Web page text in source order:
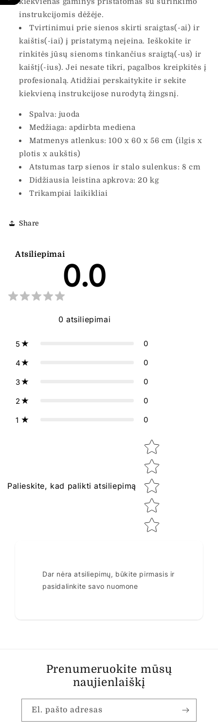
instrukcijomis dėžėje.
Tvirtinimui prie sienos skirti sraigtas(-ai) ir
kaištis(-iai) į pristatymą neįeina. Ieškokite ir
rinkitės jūsų sienoms tinkančius sraigtą(-us) ir
kaištį(-ius). Jei nesate tikri, pagalbos kreipkitės į
profesionalą. Atidžiai perskaitykite ir sekite
kiekvieną instrukcijose nurodytą žingsnį.
Spalva: juoda
Medžiaga: apdirbta mediena
Matmenys atlenkus: 100 x 60 x 56 cm (ilgis x
plotis x aukštis)
Atstumas tarp sienos ir stalo sulenkus: 8 cm
Didžiausia leistina apkrova: 20 kg
Trikampiai laikikliai
Share
Atsiliepimai
0.0
0 atsiliepimai
5 0
4 0
3 0
2 0
1 0
Palieskite, kad palikti atsiliepimą
Star rating
Dar nėra atsiliepimų, būkite pirmasis ir
pasidalinkite savo nuomone
Prenumeruokite mūsų
naujienlaiškį
El. pašto adresas